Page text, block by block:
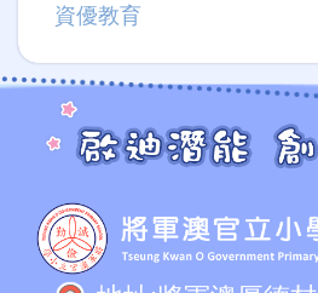
資優教育